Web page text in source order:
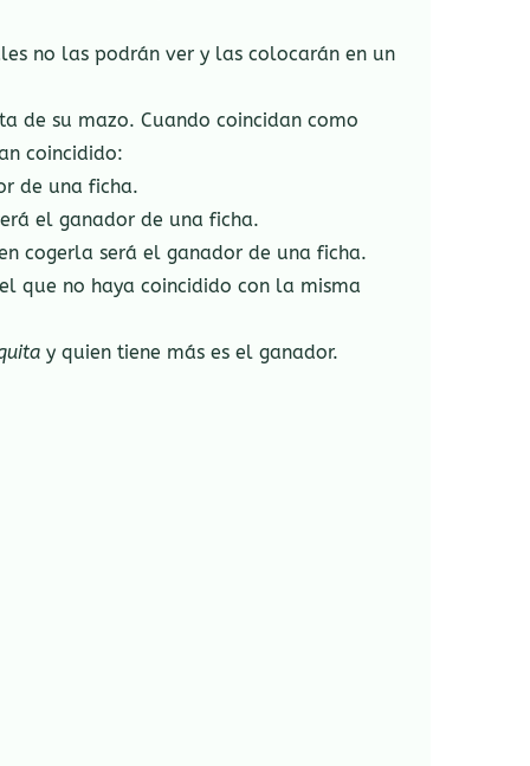
no las podrán ver y las colocarán en un
de su mazo. Cuando coincidan como
coincidido:
de una ficha.
el ganador de una ficha.
cogerla será el ganador de una ficha.
que no haya coincidido con la misma
y quien tiene más es el ganador.